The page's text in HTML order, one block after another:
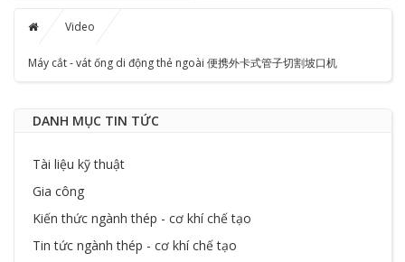
Video
Máy cắt - vát ống di động thẻ ngoài 便携外卡式管子切割坡口机
DANH MỤC TIN TỨC
Tài liệu kỹ thuật
Gia công
Kiến thức ngành thép - cơ khí chế tạo
Tin tức ngành thép - cơ khí chế tạo